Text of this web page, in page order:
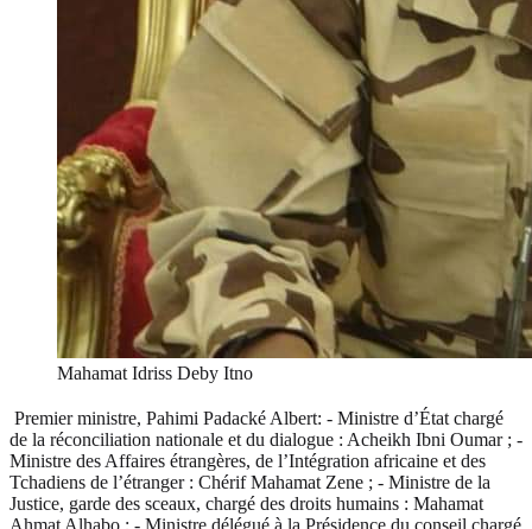
Mahamat Idriss Deby Itno
Premier ministre, Pahimi Padacké Albert: - Ministre d’État chargé
de la réconciliation nationale et du dialogue : Acheikh Ibni Oumar ; -
Ministre des Affaires étrangères, de l’Intégration africaine et des
Tchadiens de l’étranger : Chérif Mahamat Zene ; - Ministre de la
Justice, garde des sceaux, chargé des droits humains : Mahamat
Ahmat Alhabo ; - Ministre délégué à la Présidence du conseil chargé